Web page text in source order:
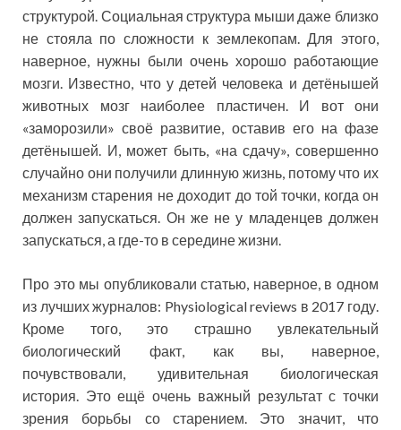
структурой. Социальная структура мыши даже близко
не стояла по сложности к землекопам. Для этого,
наверное, нужны были очень хорошо работающие
мозги. Известно, что у детей человека и детёнышей
животных мозг наиболее пластичен. И вот они
«заморозили» своё развитие, оставив его на фазе
детёнышей. И, может быть, «на сдачу», совершенно
случайно они получили длинную жизнь, потому что их
механизм старения не доходит до той точки, когда он
должен запускаться. Он же не у младенцев должен
запускаться, а где-то в середине жизни.
Про это мы опубликовали статью, наверное, в одном
из лучших журналов: Physiological reviews в 2017 году.
Кроме того, это страшно увлекательный
биологический факт, как вы, наверное,
почувствовали, удивительная биологическая
история. Это ещё очень важный результат с точки
зрения борьбы со старением. Это значит, что